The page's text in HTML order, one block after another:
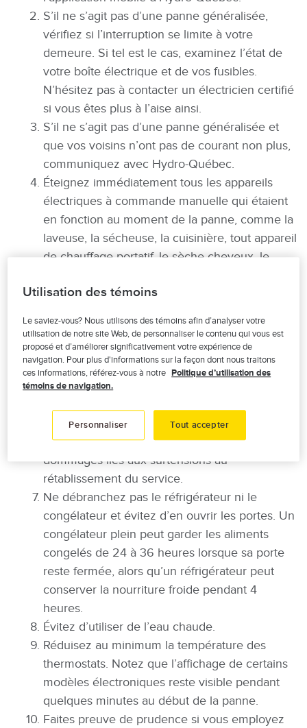
S’il ne s’agit pas d’une panne généralisée,
vérifiez si l’interruption se limite à votre
demeure. Si tel est le cas, examinez l’état de
votre boîte électrique et de vos fusibles.
N’hésitez pas à contacter un électricien certifié
si vous êtes plus à l’aise ainsi.
S’il ne s’agit pas d’une panne généralisée et
que vos voisins n’ont pas de courant non plus,
communiquez avec Hydro-Québec.
Éteignez immédiatement tous les appareils
électriques à commande manuelle qui étaient
en fonction au moment de la panne, comme la
laveuse, la sécheuse, la cuisinière, tout appareil
de chauffage portatif, le sèche cheveux, le
était en marche quand la panne est survenue,
Éteignez toutes vos lumières à l’exception
d’une à l’intérieur de votre résidence et une
autre à l’extérieur pour constater le
rétablissement du courant.
tels que les ordinateurs, les téléviseurs et les
chargeurs, afin de réduire les risques de
dommages liés aux surtensions au
rétablissement du service.
Ne débranchez pas le réfrigérateur ni le
congélateur et évitez d’en ouvrir les portes. Un
congélateur plein peut garder les aliments
congelés de 24 à 36 heures lorsque sa porte
reste fermée, alors qu’un réfrigérateur peut
conserver la nourriture froide pendant 4
heures.
Évitez d’utiliser de l’eau chaude.
Réduisez au minimum la température des
thermostats. Notez que l’affichage de certains
modèles électroniques reste visible pendant
quelques minutes au début de la panne.
Faites preuve de prudence si vous employez
Utilisation des témoins
Le saviez-vous? Nous utilisons des témoins afin d’analyser votre
utilisation de notre site Web, de personnaliser le contenu qui vous est
proposé et d’améliorer significativement votre expérience de
navigation. Pour plus d'informations sur la façon dont nous traitons
ces informations, référez-vous à notre Politique d’utilisation des
témoins de navigation.
Personnaliser Tout accepter